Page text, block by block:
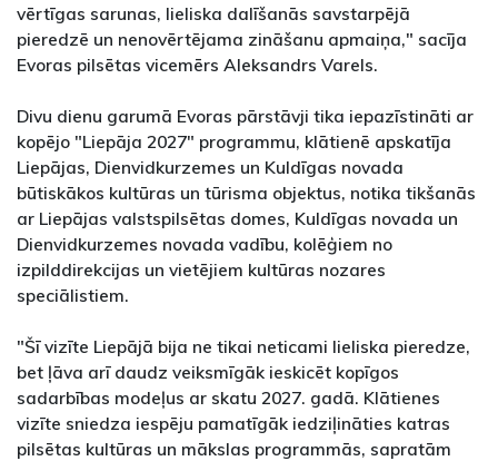
vērtīgas sarunas, lieliska dalīšanās savstarpējā
pieredzē un nenovērtējama zināšanu apmaiņa," sacīja
Evoras pilsētas vicemērs Aleksandrs Varels.
Divu dienu garumā Evoras pārstāvji tika iepazīstināti ar
kopējo "Liepāja 2027" programmu, klātienē apskatīja
Liepājas, Dienvidkurzemes un Kuldīgas novada
būtiskākos kultūras un tūrisma objektus, notika tikšanās
ar Liepājas valstspilsētas domes, Kuldīgas novada un
Dienvidkurzemes novada vadību, kolēģiem no
izpilddirekcijas un vietējiem kultūras nozares
speciālistiem.
"Šī vizīte Liepājā bija ne tikai neticami lieliska pieredze,
bet ļāva arī daudz veiksmīgāk ieskicēt kopīgos
sadarbības modeļus ar skatu 2027. gadā. Klātienes
vizīte sniedza iespēju pamatīgāk iedziļināties katras
pilsētas kultūras un mākslas programmās, sapratām